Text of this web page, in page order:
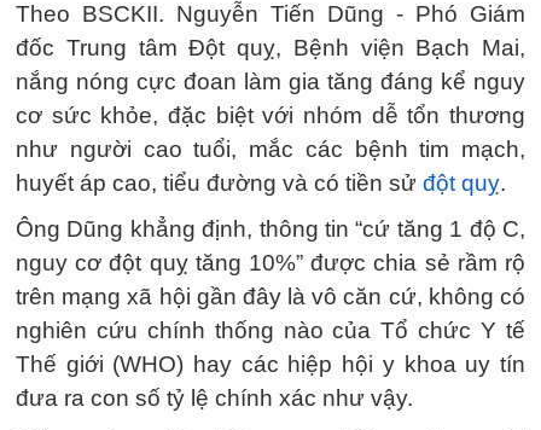
Theo BSCKII. Nguyễn Tiến Dũng - Phó Giám
đốc Trung tâm Đột quỵ, Bệnh viện Bạch Mai,
nắng nóng cực đoan làm gia tăng đáng kể nguy
cơ sức khỏe, đặc biệt với nhóm dễ tổn thương
như người cao tuổi, mắc các bệnh tim mạch,
huyết áp cao, tiểu đường và có tiền sử đột quỵ.
Ông Dũng khẳng định, thông tin “cứ tăng 1 độ C,
nguy cơ đột quỵ tăng 10%” được chia sẻ rầm rộ
trên mạng xã hội gần đây là vô căn cứ, không có
nghiên cứu chính thống nào của Tổ chức Y tế
Thế giới (WHO) hay các hiệp hội y khoa uy tín
đưa ra con số tỷ lệ chính xác như vậy.